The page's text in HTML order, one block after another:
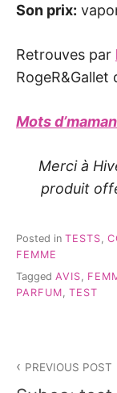
Son prix:
Retrouves par
Mots d’maman
Merci à
produit
Posted in TESTS,
FEMME
Tagged AVIS
PARFUM TEST
de
PREVIOUS POST